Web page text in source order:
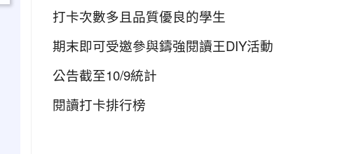
打卡次數多且品質優良的學生
期末即可受邀參與鑄強閱讀王DIY活動
公告截至10/9統計
閱讀打卡排行榜